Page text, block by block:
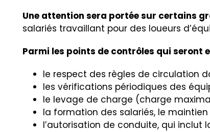
Une attention sera portée sur certains
salariés travaillant pour des loueurs
Parmi les points de contrôles qui seront
le respect des règles de circulation
les vérifications périodiques des
le levage de charge (charge
la formation des salariés, le
l’autorisation de conduite, qui inclut